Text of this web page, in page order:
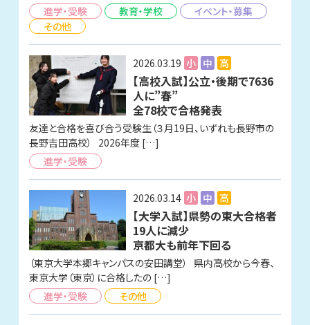
進学・受験
教育・学校
イベント・募集
その他
2026.03.19 小 中 高
【高校入試】公立・後期で7636
人に”春”
全78校で合格発表
友達と合格を喜び合う受験生（３月19日、いずれも長野市の
長野吉田高校） 2026年度 […]
進学・受験
2026.03.14 小 中 高
【大学入試】県勢の東大合格者
19人に減少
京都大も前年下回る
（東京大学本郷キャンパスの安田講堂） 県内高校から今春、
東京大学（東京）に合格したの […]
進学・受験
その他